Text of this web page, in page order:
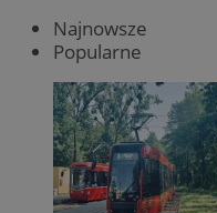
Najnowsze
Popularne